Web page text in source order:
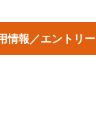
情報／エントリー